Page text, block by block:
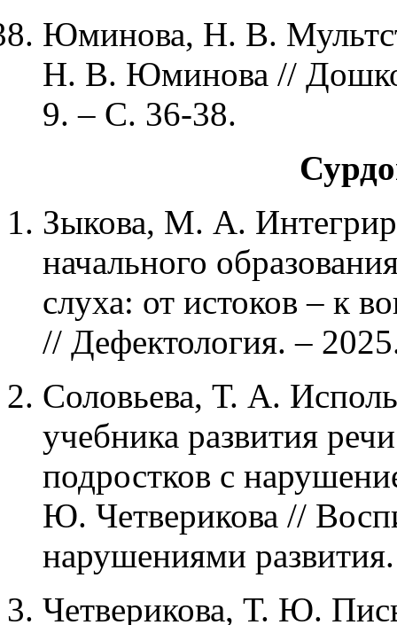
Юминова, Н. В.
Н. В. Юминова //
9. – С.
Зыкова, М. А.
начального
слуха: от истоков – к
// Дефектология. –
Соловьева, Т. А.
учебника развития
подростков с
Ю. Четверикова //
нарушениями
Четверикова, Т. Ю.